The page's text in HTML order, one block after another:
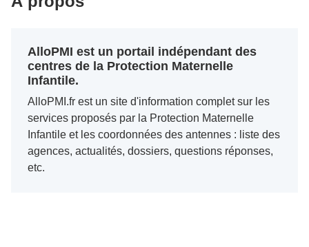
AlloPMI est un portail indépendant des
centres de la Protection Maternelle
Infantile.
AlloPMI.fr est un site d'information complet sur les
services proposés par la Protection Maternelle
Infantile et les coordonnées des antennes : liste des
agences, actualités, dossiers, questions réponses,
etc.